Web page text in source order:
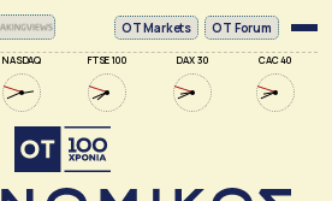
NASDAQ FTSE 100 DAX 30 CAC 40
ΟΤ Markets OT Forum